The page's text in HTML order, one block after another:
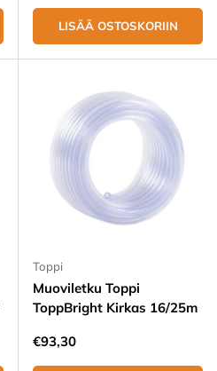
LISÄÄ OSTOSKORIIN
Toppi
Muoviletku Toppi
ToppBright Kirkas 16/25m
Normaali hinta
€93,30